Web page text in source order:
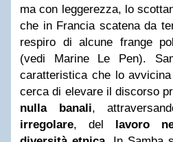
ma con leggerezza, lo
che in Francia scatena da
respiro di alcune frange
(vedi Marine Le Pen).
caratteristica che lo
cerca di elevare il discorso
nulla banali,
irregolare, del lavoro